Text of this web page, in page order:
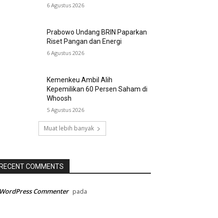
6 Agustus 2026
Prabowo Undang BRIN Paparkan
Riset Pangan dan Energi
6 Agustus 2026
Kemenkeu Ambil Alih
Kepemilikan 60 Persen Saham di
Whoosh
5 Agustus 2026
Muat lebih banyak
COMMENTS
Commenter pada